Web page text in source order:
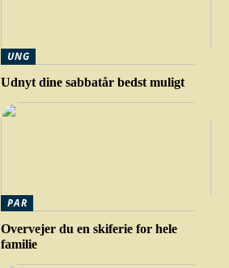
UNG
Udnyt dine sabbatår bedst muligt
PAR
Overvejer du en skiferie for hele
familie